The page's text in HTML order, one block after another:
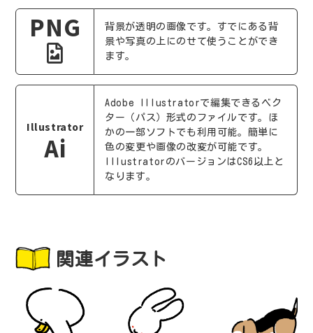
PNG
背景が透明の画像です。すでにある背
景や写真の上にのせて使うことができ
ます。
Illustrator
Ai
Adobe Illustratorで編集できるベク
ター（パス）形式のファイルです。ほ
かの一部ソフトでも利用可能。簡単に
色の変更や画像の改変が可能です。
IllustratorのバージョンはCS6以上と
なります。
関連イラスト